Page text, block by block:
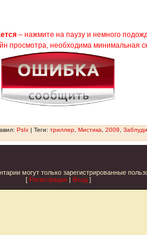
– нажмите на паузу и немного
просмотра, необходима минимальная
: PsIx | Теги: триллер Мистика 2009
могут только зарегистрированные
[ Регистрация | Вход ]